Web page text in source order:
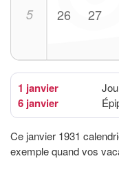
5 26 27
1 janvier
6 janvier
Ce janvier 1931
exemple quand vos